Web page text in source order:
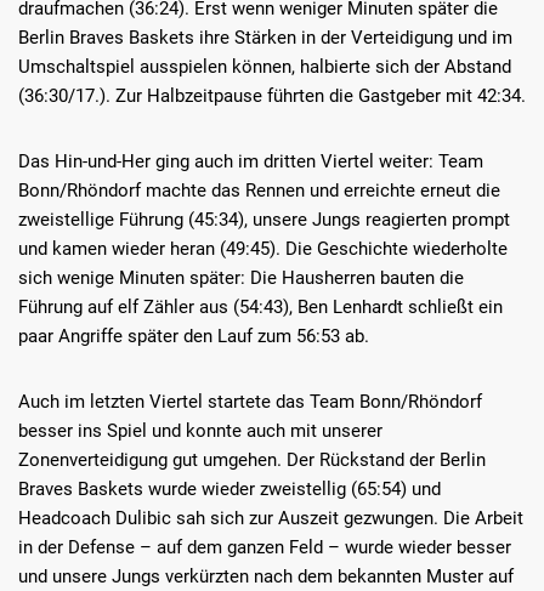
draufmachen (36:24). Erst wenn weniger Minuten später die
Berlin Braves Baskets ihre Stärken in der Verteidigung und im
Umschaltspiel ausspielen können, halbierte sich der Abstand
(36:30/17.). Zur Halbzeitpause führten die Gastgeber mit 42:34.
Das Hin-und-Her ging auch im dritten Viertel weiter: Team
Bonn/Rhöndorf machte das Rennen und erreichte erneut die
zweistellige Führung (45:34), unsere Jungs reagierten prompt
und kamen wieder heran (49:45). Die Geschichte wiederholte
sich wenige Minuten später: Die Hausherren bauten die
Führung auf elf Zähler aus (54:43), Ben Lenhardt schließt ein
paar Angriffe später den Lauf zum 56:53 ab.
Auch im letzten Viertel startete das Team Bonn/Rhöndorf
besser ins Spiel und konnte auch mit unserer
Zonenverteidigung gut umgehen. Der Rückstand der Berlin
Braves Baskets wurde wieder zweistellig (65:54) und
Headcoach Dulibic sah sich zur Auszeit gezwungen. Die Arbeit
in der Defense – auf dem ganzen Feld – wurde wieder besser
und unsere Jungs verkürzten nach dem bekannten Muster auf